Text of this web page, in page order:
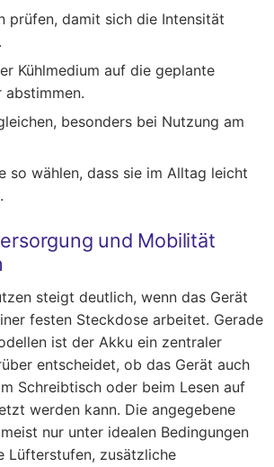
prüfen, damit sich die Intensität
Kühlmedium auf die geplante
abstimmen.
besonders bei Nutzung am
so wählen, dass sie im Alltag leicht
und Mobilität
steigt deutlich, wenn das Gerät
festen Steckdose arbeitet. Gerade
ist der Akku ein zentraler
entscheidet, ob das Gerät auch
Schreibtisch oder beim Lesen auf
werden kann. Die angegebene
nur unter idealen Bedingungen
Lüfterstufen, zusätzliche